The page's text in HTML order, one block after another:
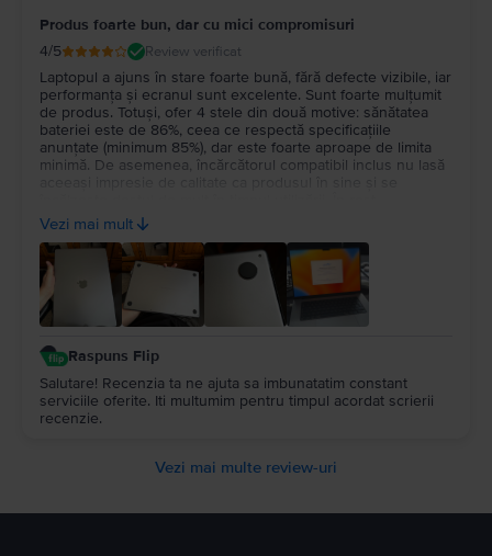
Produs foarte bun, dar cu mici compromisuri
4/5 Review verificat
Laptopul a ajuns în stare foarte bună, fără defecte vizibile, iar
performanța și ecranul sunt excelente. Sunt foarte mulțumit
de produs. Totuși, ofer 4 stele din două motive: sănătatea
bateriei este de 86%, ceea ce respectă specificațiile
anunțate (minimum 85%), dar este foarte aproape de limita
minimă. De asemenea, încărcătorul compatibil inclus nu lasă
experiența cu Flip a fost foarte bună și aș recomanda
Vezi mai mult
Raspuns Flip
Salutare! Recenzia ta ne ajuta sa imbunatatim constant
serviciile oferite. Iti multumim pentru timpul acordat scrierii
recenzie.
Vezi mai multe review-uri